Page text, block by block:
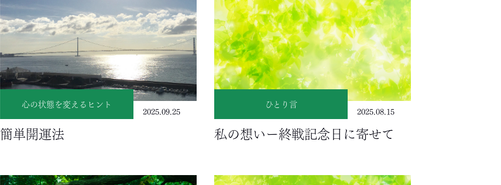
心の状態を変えるヒント
2025.09.25
簡単開運法
ひとり言
2025.08.15
私の想いー終戦記念日に寄せて